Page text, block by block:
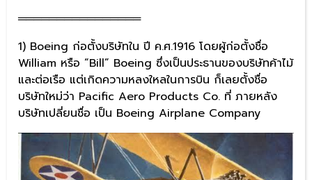
════════════════
1) Boeing ก่อตั้งบริษัทใน ปี ค.ศ.1916 โดยผู้ก่อตั้งชื่อ
William หรือ “Bill” Boeing ซึ่งเป็นประธานของบริษัทค้าไม้
และต่อเรือ แต่เกิดความหลงใหลในการบิน ก็เลยตั้งชื่อ
บริษัทใหม่ว่า Pacific Aero Products Co. ที่ ภายหลัง
บริษัทเปลี่ยนชื่อ เป็น Boeing Airplane Company